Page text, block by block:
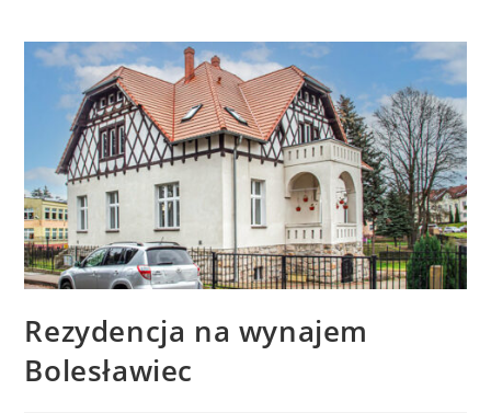
Rezydencja na wynajem
Bolesławiec